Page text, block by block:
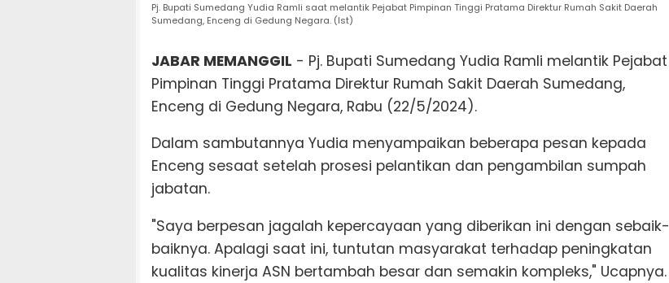
Pj. Bupati Sumedang Yudia Ramli saat melantik Pejabat Pimpinan Tinggi Pratama Direktur Rumah Sakit Daerah
Sumedang, Enceng di Gedung Negara. (Ist)
JABAR MEMANGGIL - Pj. Bupati Sumedang Yudia Ramli melantik Pejabat
Pimpinan Tinggi Pratama Direktur Rumah Sakit Daerah Sumedang,
Enceng di Gedung Negara, Rabu (22/5/2024).
Dalam sambutannya Yudia menyampaikan beberapa pesan kepada
Enceng sesaat setelah prosesi pelantikan dan pengambilan sumpah
jabatan.
"Saya berpesan jagalah kepercayaan yang diberikan ini dengan sebaik-
baiknya. Apalagi saat ini, tuntutan masyarakat terhadap peningkatan
kualitas kinerja ASN bertambah besar dan semakin kompleks," Ucapnya.